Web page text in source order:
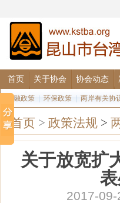
首页 关于协会 协会动态
金融政策 环保政策 两岸有关协
首页 > 政策法规 >
关于放宽扩
2017-